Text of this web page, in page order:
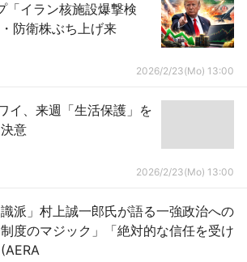
「イラン核施設爆撃検
防衛株ぶち上げ来
2026/2/23(Mo) 13:00
イ、来週「生活保護」を
意
2026/2/23(Mo) 13:00
派」村上誠一郎氏が語る一強政治への
度のマジック」「絶対的な信任を受け